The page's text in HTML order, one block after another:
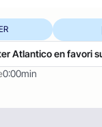
0:00min
Atlantico en favori